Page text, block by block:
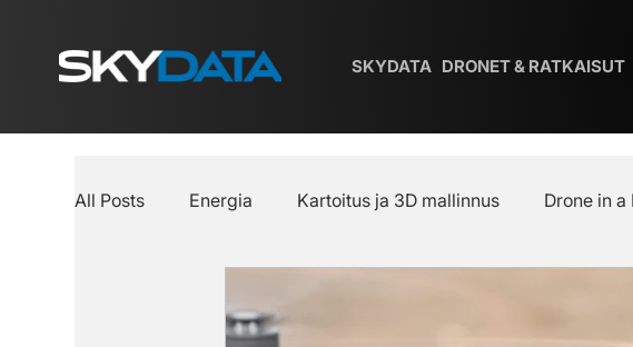
SKYDATA DRONET & RATKAISUT
All Posts Energia Kartoitus ja 3D mallinnus Drone in a